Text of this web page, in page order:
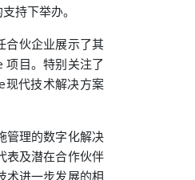
持下举办。
合伙企业展示了其
项目。特别关注了
现代技术解决方案
管理的数字化解决
表及潜在合作伙伴
术进一步发展的相